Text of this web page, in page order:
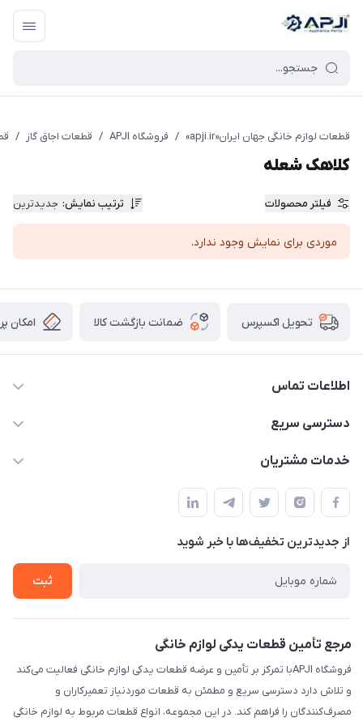
قطعات یدکی و جانبی لوازم خانگی جهان ایران
قطعات لوازم خانگی جهان ایران«apji.ir» / فروشگاه APJI / قطعات اجاق گاز /
کلاهک شعله
فیلتر محصولات ترتیب نمایش: جدیدترین
موردی برای نمایش وجود ندارد.
تحویل اکسپرس ضمانت بازگشت کالا امکان
اطلاعات تماس
09106753413
دسترسی سریع
حساب کاربری
لیست محصولات
درباره ما
خدمات مشتریان
قوانین و مقررات
حریم خصوصی
راهنما
از جدید‌ترین تخفیف‌ها با‌ خبر شوید
ثبت
مرجع تأمین قطعات یدکی لوازم خانگی
فروشگاه APJIبا تمرکز بر تأمین و عرضه قطعات یدکی لوازم خانگی فعالیت می‌کند
و تلاش دارد دسترسی سریع و مطمئن به قطعات موردنیاز تعمیرکاران و
مصرف‌کنندگان را فراهم کند. در این مجموعه، انواع قطعات مربوط به لوازم خانگی